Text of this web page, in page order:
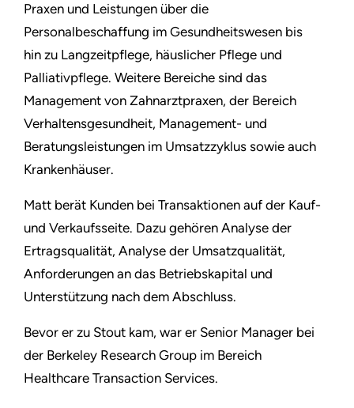
Praxen und Leistungen über die
Personalbeschaffung im Gesundheitswesen bis
hin zu Langzeitpflege, häuslicher Pflege und
Palliativpflege. Weitere Bereiche sind das
Management von Zahnarztpraxen, der Bereich
Verhaltensgesundheit, Management- und
Beratungsleistungen im Umsatzzyklus sowie auch
Krankenhäuser.
Matt berät Kunden bei Transaktionen auf der Kauf-
und Verkaufsseite. Dazu gehören Analyse der
Ertragsqualität, Analyse der Umsatzqualität,
Anforderungen an das Betriebskapital und
Unterstützung nach dem Abschluss.
Bevor er zu Stout kam, war er Senior Manager bei
der Berkeley Research Group im Bereich
Healthcare Transaction Services.